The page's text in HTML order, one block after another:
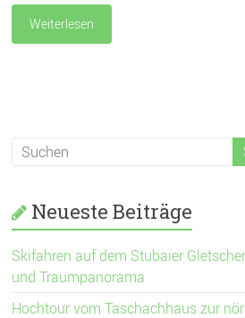
Weiterlesen
Neueste Beiträge
Skifahren auf dem Stubaier
und Traumpanorama
Hochtour vom Taschachhaus zur